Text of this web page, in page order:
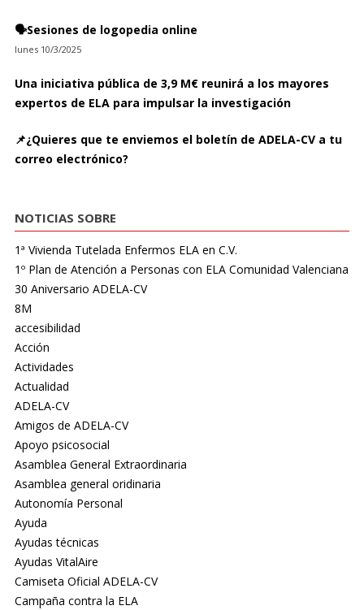
🗣️Sesiones de logopedia online
lunes 10/3/2025
Una iniciativa pública de 3,9 M€ reunirá a los mayores
expertos de ELA para impulsar la investigación
📌¿Quieres que te enviemos el boletín de ADELA-CV a tu
correo electrónico?
NOTICIAS SOBRE
1ª Vivienda Tutelada Enfermos ELA en C.V.
1º Plan de Atención a Personas con ELA Comunidad Valenciana
30 Aniversario ADELA-CV
8M
accesibilidad
Acción
Actividades
Actualidad
ADELA-CV
Amigos de ADELA-CV
Apoyo psicosocial
Asamblea General Extraordinaria
Asamblea general oridinaria
Autonomía Personal
Ayuda
Ayudas técnicas
Ayudas VitalAire
Camiseta Oficial ADELA-CV
Campaña contra la ELA